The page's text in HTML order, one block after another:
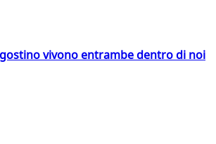
vivono entrambe dentro di noi